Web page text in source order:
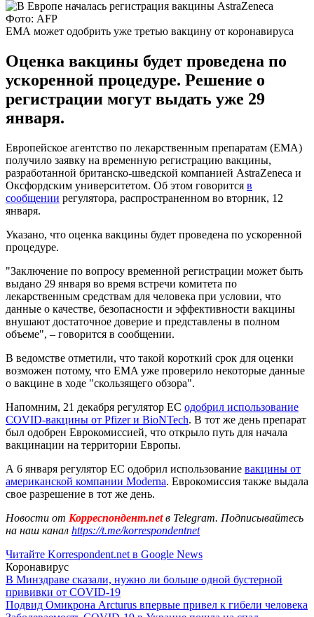
Фото: AFP
ЕМА может одобрить уже третью вакцину от коронавируса
Оценка вакцины будет проведена по
ускоренной процедуре. Решение о
регистрации могут выдать уже 29
января.
Европейское агентство по лекарственным препаратам (ЕМА)
получило заявку на временную регистрацию вакцины,
разработанной британско-шведской компанией AstraZeneca и
Оксфордским университетом. Об этом говорится в
сообщении регулятора, распространенном во вторник, 12
января.
Указано, что оценка вакцины будет проведена по ускоренной
процедуре.
"Заключение по вопросу временной регистрации может быть
выдано 29 января во время встречи комитета по
лекарственным средствам для человека при условии, что
данные о качестве, безопасности и эффективности вакцины
внушают достаточное доверие и представлены в полном
объеме", – говорится в сообщении.
В ведомстве отметили, что такой короткий срок для оценки
возможен потому, что EMA уже проверило некоторые данные
о вакцине в ходе "скользящего обзора".
Напомним, 21 декабря регулятор ЕС одобрил использование
COVID-вакцины от Pfizer и BioNTech. В тот же день препарат
был одобрен Еврокомиссией, что открыло путь для начала
вакцинации на территории Европы.
А 6 января регулятор ЕС одобрил использование вакцины от
американской компании Moderna. Еврокомиссия также выдала
свое разрешение в тот же день.
Новости от Корреспондент.netв Telegram. Подписывайтесь
на наш канал https://t.me/korrespondentnet
Читайте Korrespondent.net в Google News
Коронавирус
В Минздраве сказали, нужно ли больше одной бустерной
прививки от COVID-19
Подвид Омикрона Arcturus впервые привел к гибели человека